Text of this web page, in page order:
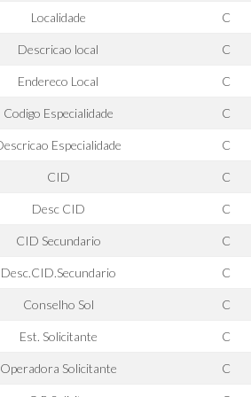
Localidade C
Descricao local C
Endereco Local C
Codigo Especialidade C
Especialidade C
CID C
Desc CID C
CID Secundario C
Desc.CID.Secundario C
Conselho Sol C
Est. Solicitante C
Operadora Solicitante C